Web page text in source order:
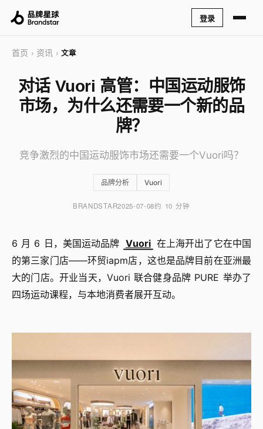
登录
首页 › 资讯 › 文章
对话 Vuori 高管：中国运动服饰
市场，为什么还需要一个新的品
牌？
竞争激烈的中国运动服饰市场还需要一个Vuori吗？
品牌分析 Vuori
BRANDSTAR2025-07-08约 10 分钟
6 月 6 日，美国运动品牌 Vuori 在上海开出了它在中国
的第三家门店——环贸iapm店，这也是品牌目前在亚洲最
大的门店。开业当天，Vuori 联合健身品牌 PURE 举办了
四场运动课程，与本地消费者展开互动。